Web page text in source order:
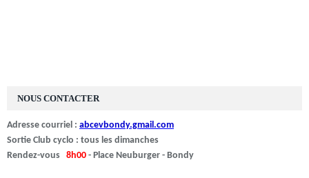
NOUS CONTACTER
Adresse courriel : abcevbondy.gmail.com
Sortie Club cyclo : tous les dimanches
Rendez-vous 8h00 - Place Neuburger - Bondy